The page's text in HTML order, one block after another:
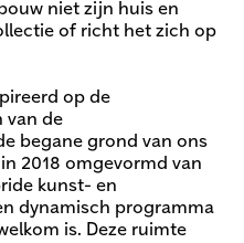
niet zijn huis en
of richt het zich op
op de
van de
begane grond van ons
2018 omgevormd van
kunst- en
dynamisch programma
is. Deze ruimte